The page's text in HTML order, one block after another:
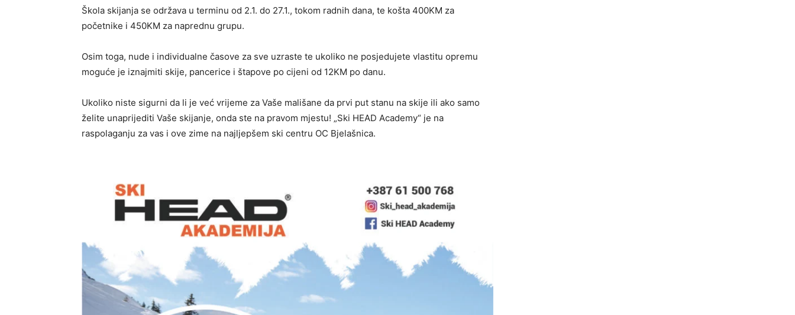
Škola skijanja se održava u terminu od 2.1. do 27.1., tokom radnih dana, te košta 400KM za
početnike i 450KM za naprednu grupu.
Osim toga, nude i individualne časove za sve uzraste te ukoliko ne posjedujete vlastitu opremu
moguće je iznajmiti skije, pancerice i štapove po cijeni od 12KM po danu.
Ukoliko niste sigurni da li je već vrijeme za Vaše mališane da prvi put stanu na skije ili ako samo
želite unaprijediti Vaše skijanje, onda ste na pravom mjestu! „Ski HEAD Academy“ je na
raspolaganju za vas i ove zime na najljepšem ski centru OC Bjelašnica.